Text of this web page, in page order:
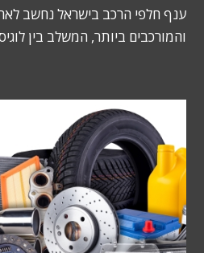
ענף חלפי הרכב בישראל נחשב
והמורכבים ביותר, המשלב בין